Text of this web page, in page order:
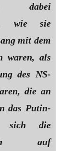
dabei
wie sie
mit dem
waren, als
des NS-
die an
das Putin-
sich die
auf